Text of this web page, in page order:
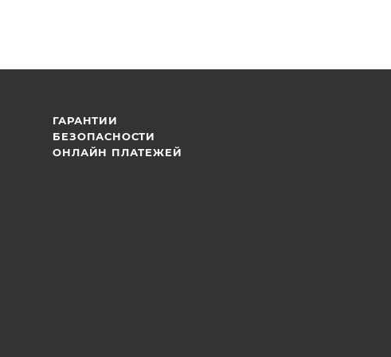
ГАРАНТИИ
БЕЗОПАСНОСТИ
ОНЛАЙН ПЛАТЕЖЕЙ